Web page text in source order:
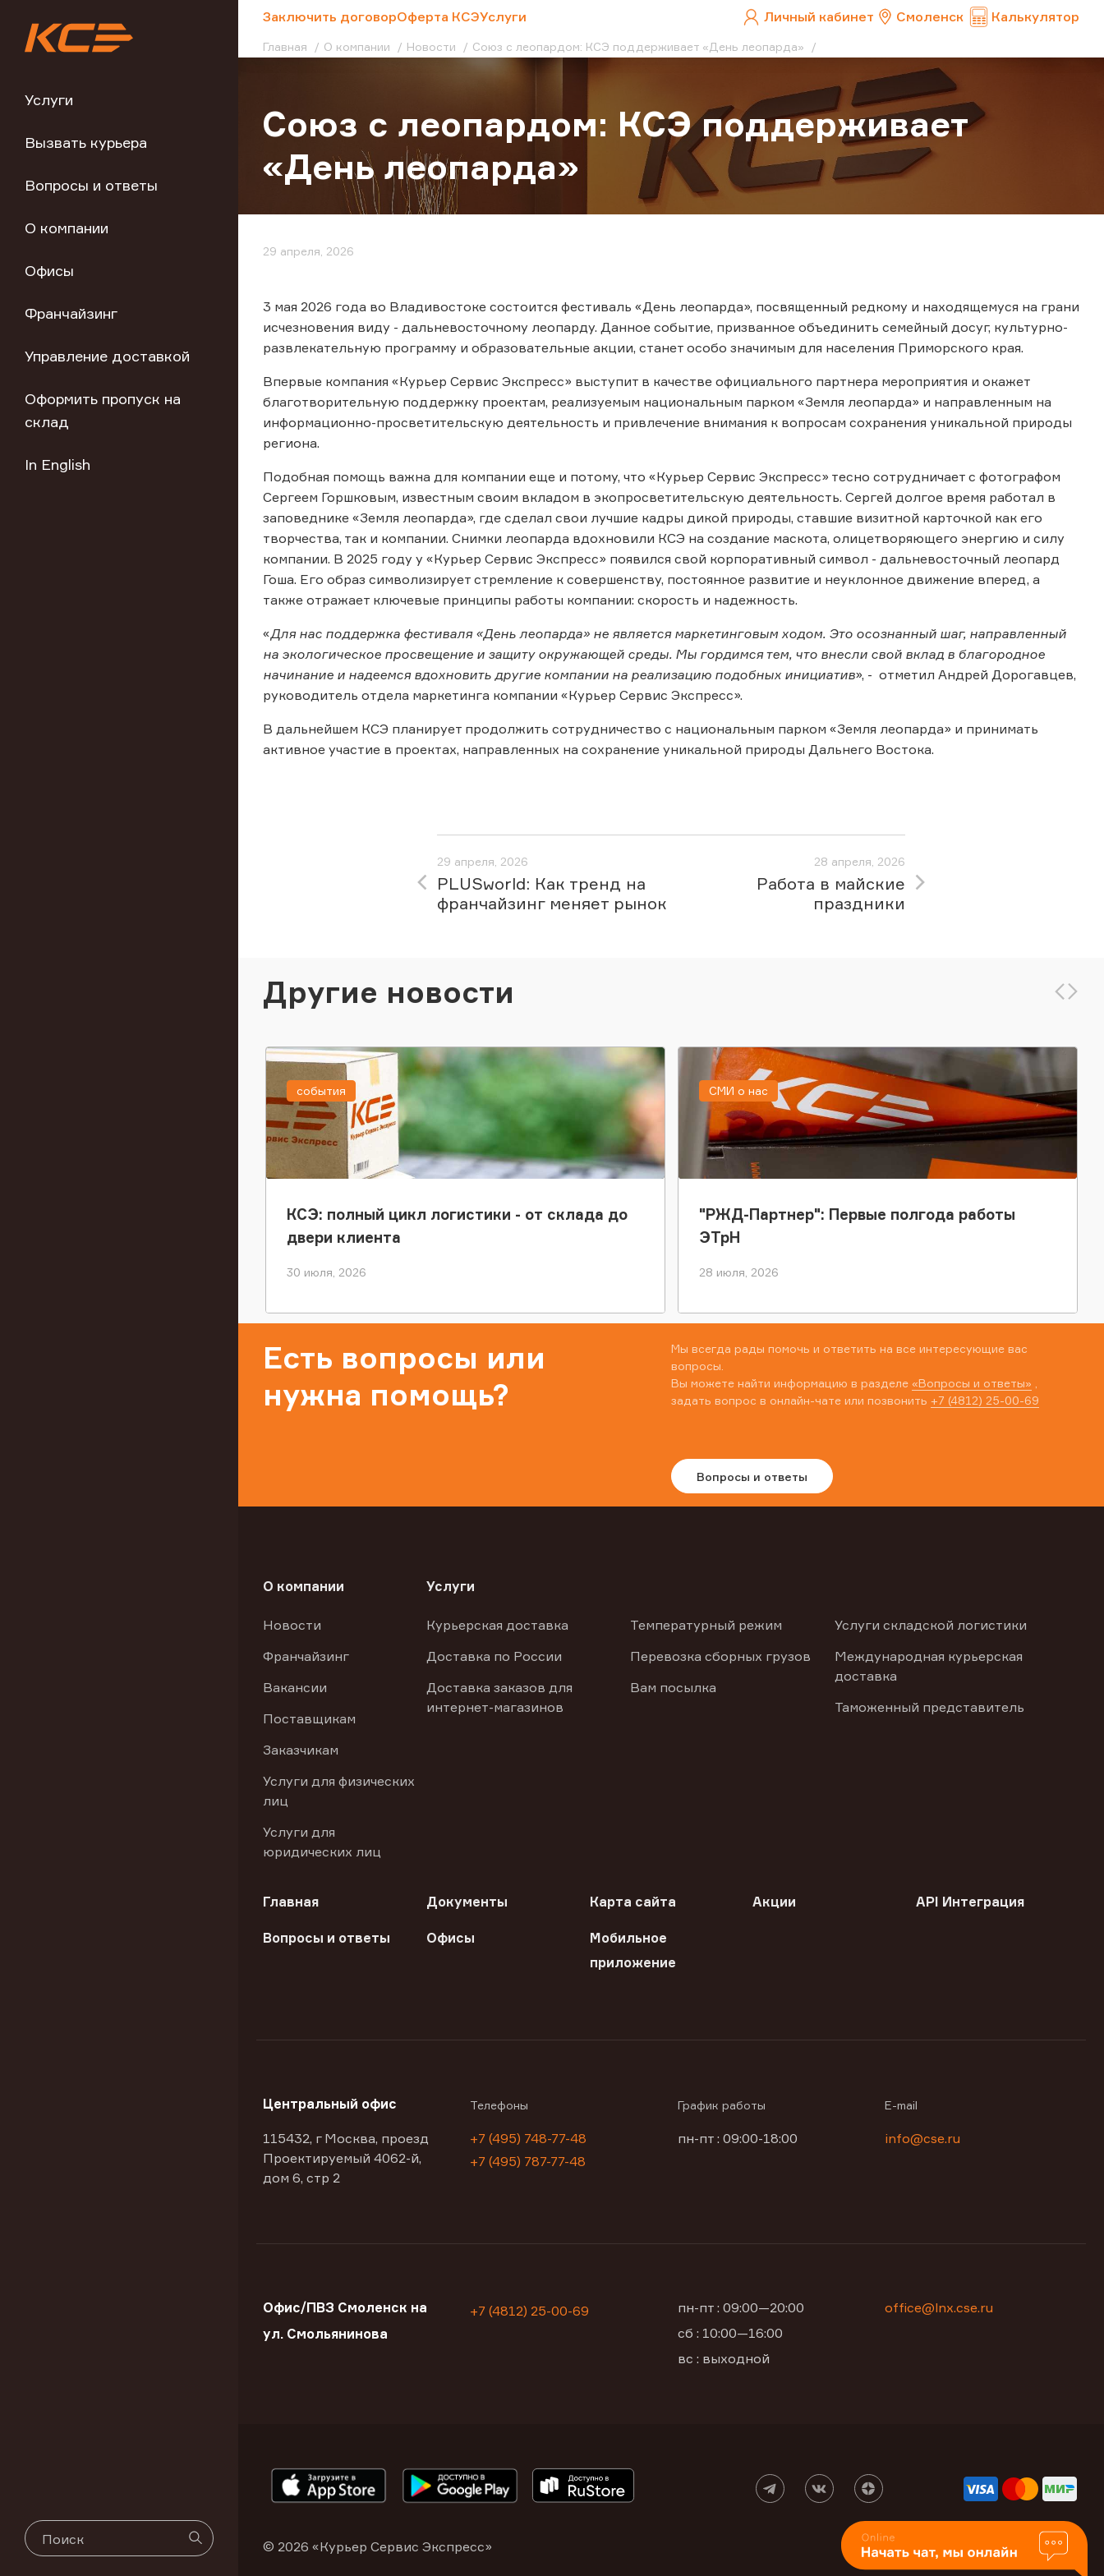
Услуги
Вызвать курьера
Вопросы и ответы
О компании
Офисы
Франчайзинг
Управление доставкой
Оформить пропуск на
склад
In English
Заключить договорОферта КСЭУслуги Личный кабинет Смоленск Калькулятор
Главная О компании Новости Союз с леопардом: КСЭ поддерживает «День леопарда»
Союз с леопардом: КСЭ поддерживает
«День леопарда»
29 апреля, 2026
3 мая 2026 года во Владивостоке состоится фестиваль «День леопарда», посвященный редкому и находящемуся на грани
исчезновения виду - дальневосточному леопарду. Данное событие, призванное объединить семейный досуг, культурно-
развлекательную программу и образовательные акции, станет особо значимым для населения Приморского края.
Впервые компания «Курьер Сервис Экспресс» выступит в качестве официального партнера мероприятия и окажет
благотворительную поддержку проектам, реализуемым национальным парком «Земля леопарда» и направленным на
информационно-просветительскую деятельность и привлечение внимания к вопросам сохранения уникальной природы
региона.
Подобная помощь важна для компании еще и потому, что «Курьер Сервис Экспресс» тесно сотрудничает с фотографом
Сергеем Горшковым, известным своим вкладом в экопросветительскую деятельность. Сергей долгое время работал в
заповеднике «Земля леопарда», где сделал свои лучшие кадры дикой природы, ставшие визитной карточкой как его
творчества, так и компании. Снимки леопарда вдохновили КСЭ на создание маскота, олицетворяющего энергию и силу
компании. В 2025 году у «Курьер Сервис Экспресс» появился свой корпоративный символ - дальневосточный леопард
Гоша. Его образ символизирует стремление к совершенству, постоянное развитие и неуклонное движение вперед, а
также отражает ключевые принципы работы компании: скорость и надежность.
«Для нас поддержка фестиваля «День леопарда» не является маркетинговым ходом. Это осознанный шаг, направленный
на экологическое просвещение и защиту окружающей среды. Мы гордимся тем, что внесли свой вклад в благородное
начинание и надеемся вдохновить другие компании на реализацию подобных инициатив», - отметил Андрей Дорогавцев,
руководитель отдела маркетинга компании «Курьер Сервис Экспресс».
В дальнейшем КСЭ планирует продолжить сотрудничество с национальным парком «Земля леопарда» и принимать
активное участие в проектах, направленных на сохранение уникальной природы Дальнего Востока.
29 апреля, 2026
PLUSworld: Как тренд на
франчайзинг меняет рынок
28 апреля, 2026
Работа в майские
праздники
Другие новости
КСЭ: полный цикл логистики - от склада до
двери клиента
30 июля, 2026
события
"РЖД-Партнер": Первые полгода работы
ЭТрН
28 июля, 2026
СМИ о нас
Есть вопросы или
нужна помощь?
Мы всегда рады помочь и ответить на все интересующие вас
вопросы.
Вы можете найти информацию в разделе «Вопросы и ответы»
задать вопрос в онлайн-чате или позвонить +7 (4812) 25-00-69
Вопросы и ответы
О компании
Новости
Франчайзинг
Вакансии
Поставщикам
Заказчикам
Услуги для физических
лиц
Услуги для
юридических лиц
Услуги
Курьерская доставка
Доставка по России
Доставка заказов для
интернет-магазинов
Температурный режим
Перевозка сборных грузов
Вам посылка
Услуги складской логистики
Международная курьерская
доставка
Таможенный представитель
Главная Документы Карта сайта Акции API Интеграция
Вопросы и ответы Офисы
Мобильное
приложение
Центральный офис
115432, г Москва, проезд
Проектируемый 4062-й,
дом 6, стр 2
Телефоны
+7 (495) 748-77-48
+7 (495) 787-77-48
График работы
пн-пт : 09:00-18:00
E-mail
info@cse.ru
Офис/ПВЗ Смоленск на
ул. Смольянинова
+7 (4812) 25-00-69
пн-пт : 09:00—20:00
сб : 10:00—16:00
вс : выходной
office@lnx.cse.ru
© 2026 «Курьер Сервис Экспресс»